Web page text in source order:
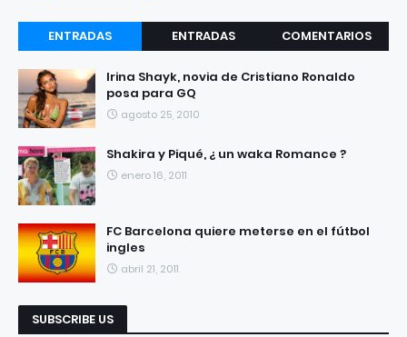
ENTRADAS
RECIENTES
ENTRADAS
COMENTARIOS
Irina Shayk, novia de Cristiano Ronaldo
posa para GQ
agosto 25, 2010
Shakira y Piqué, ¿ un waka Romance ?
enero 16, 2011
FC Barcelona quiere meterse en el fútbol
ingles
abril 21, 2011
SUBSCRIBE US